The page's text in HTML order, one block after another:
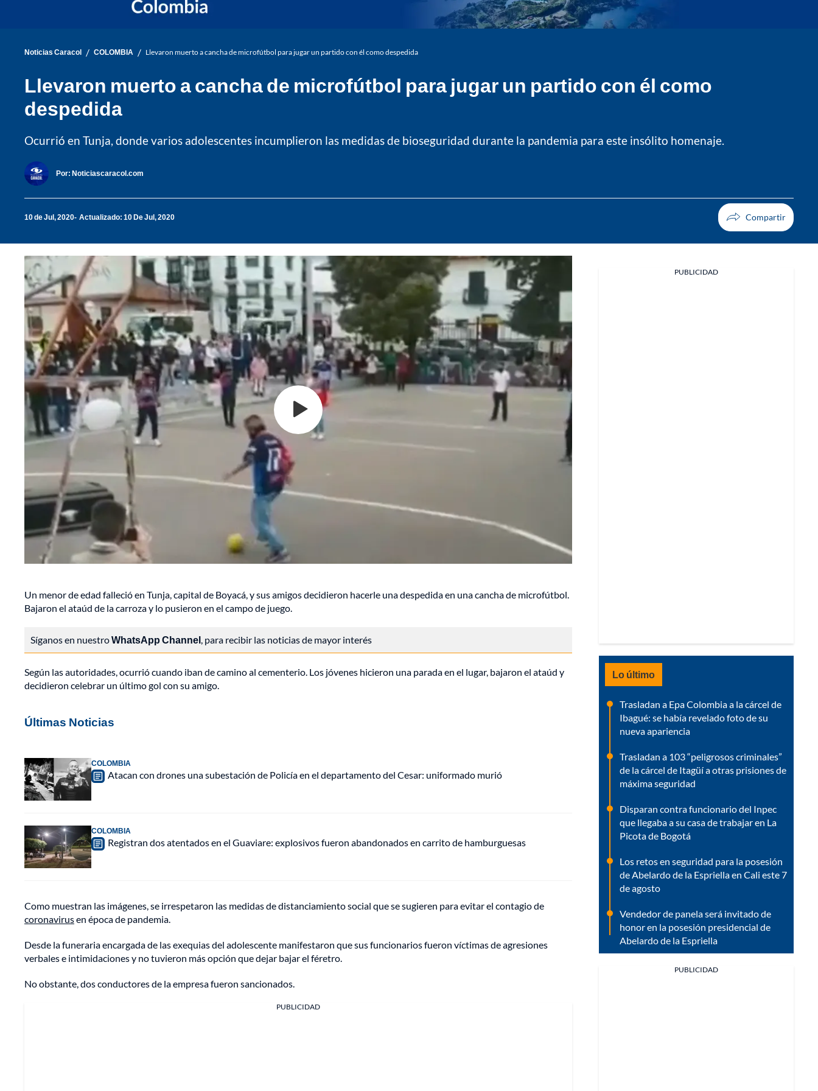
Noticias Caracol / COLOMBIA / Llevaron muerto a cancha de microfútbol para jugar un partido con él como despedida
Llevaron muerto a cancha de microfútbol para jugar un partido con él como
despedida
Ocurrió en Tunja, donde varios adolescentes incumplieron las medidas de bioseguridad durante la pandemia para este insólito homenaje.
Por: Noticiascaracol.com
10 de Jul, 2020 Actualizado: 10 De Jul, 2020
Un menor de edad falleció en Tunja, capital de Boyacá, y sus amigos decidieron hacerle una despedida en una cancha de microfútbol.
Bajaron el ataúd de la carroza y lo pusieron en el campo de juego.
Síganos en nuestroWhatsApp Channel, para recibir las noticias de mayor interés
Según las autoridades, ocurrió cuando iban de camino al cementerio. Los jóvenes hicieron una parada en el lugar, bajaron el ataúd y
decidieron celebrar un último gol con su amigo.
Últimas Noticias
COLOMBIA
Atacan con drones una subestación de Policía en el departamento del Cesar: uniformado murió
COLOMBIA
Registran dos atentados en el Guaviare: explosivos fueron abandonados en carrito de hamburguesas
Como muestran las imágenes, se irrespetaron las medidas de distanciamiento social que se sugieren para evitar el contagio de
coronavirusen época de pandemia.
Desde la funeraria encargada de las exequias del adolescente manifestaron que sus funcionarios fueron víctimas de agresiones
verbales e intimidaciones y no tuvieron más opción que dejar bajar el féretro.
No obstante, dos conductores de la empresa fueron sancionados.
PUBLICIDAD
PUBLICIDAD
Lo último
Trasladan a Epa Colombia a la cárcel de
Ibagué: se había revelado foto de su
nueva apariencia
Trasladan a 103 “peligrosos criminales”
de la cárcel de Itagüí a otras prisiones de
máxima seguridad
Disparan contra funcionario del Inpec
que llegaba a su casa de trabajar en La
Picota de Bogotá
Los retos en seguridad para la posesión
de Abelardo de la Espriella en Cali este 7
de agosto
Vendedor de panela será invitado de
honor en la posesión presidencial de
Abelardo de la Espriella
PUBLICIDAD